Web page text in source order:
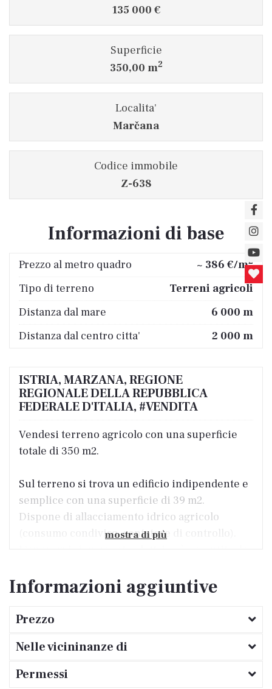
135 000 €
Superficie
350,00 m2
Localita'
Marčana
Codice immobile
Z-638
Informazioni di base
Prezzo al metro quadro ~ 386 €/m2
Tipo di terreno
Terreni agricoli
Distanza dal mare
6 000 m
Distanza dal centro citta'
2 000 m
ISTRIA, MARZANA, REGIONE
REGIONALE DELLA REPUBBLICA
FEDERALE D'ITALIA, #VENDITA
Vendesi terreno agricolo con una superficie
totale di 350 m2.
Sul terreno si trova un edificio indipendente e
semplice con una superficie di 39 m2.
Dispone di allacciamento idrico agricolo
(consumo condiviso, contatore di controllo).
L'edificio è composto da un soggiorno più
grande, un corridoio più piccolo, un bagno e
cucina estiva.
Questo terreno è ideale per una pausa
mostra di più
Informazioni aggiuntive
Prezzo
Nelle vicininanze di
Permessi